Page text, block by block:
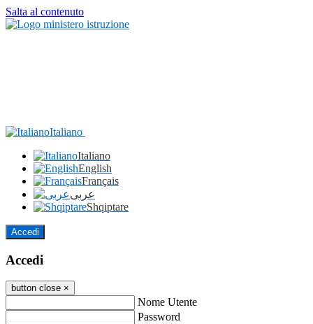
Salta al contenuto
Italiano
Italiano
English
Français
عربى
Shqiptare
Accedi
Accedi
button close ×
Nome Utente
Password